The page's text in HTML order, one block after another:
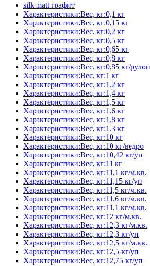
silk matt графит
Характеристики:Вес, кг:0,1 кг
Характеристики:Вес, кг:0,15 кг
Характеристики:Вес, кг:0,2 кг
Характеристики:Вес, кг:0,5 кг
Характеристики:Вес, кг:0,65 кг
Характеристики:Вес, кг:0,8 кг
Характеристики:Вес, кг:0,85 кг/рулон
Характеристики:Вес, кг:1 кг
Характеристики:Вес, кг:1,2 кг
Характеристики:Вес, кг:1,4 кг
Характеристики:Вес, кг:1,5 кг
Характеристики:Вес, кг:1,6 кг
Характеристики:Вес, кг:1,8 кг
Характеристики:Вес, кг:1.3 кг
Характеристики:Вес, кг:10 кг
Характеристики:Вес, кг:10 кг/ведро
Характеристики:Вес, кг:10,42 кг/уп
Характеристики:Вес, кг:11 кг
Характеристики:Вес, кг:11,1 кг/м.кв.
Характеристики:Вес, кг:11,15 кг/уп
Характеристики:Вес, кг:11,5 кг/м.кв.
Характеристики:Вес, кг:11,6 кг/м.кв.
Характеристики:Вес, кг:11.1 кг/м.кв.
Характеристики:Вес, кг:12 кг/м.кв.
Характеристики:Вес, кг:12,3 кг/м.кв.
Характеристики:Вес, кг:12,3 кг/уп
Характеристики:Вес, кг:12,5 кг/м.кв.
Характеристики:Вес, кг:12,5 кг/уп
Характеристики:Вес, кг:12,75 кг/уп